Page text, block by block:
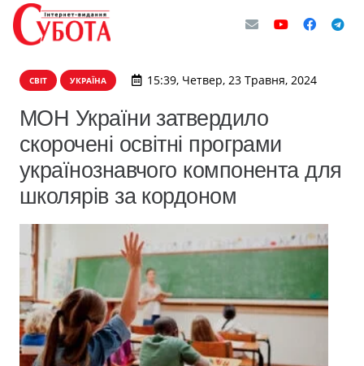
СВІТ УКРАЇНА 15:39, Четвер, 23 Травня, 2024
МОН України затвердило
скорочені освітні програми
українознавчого компонента для
школярів за кордоном